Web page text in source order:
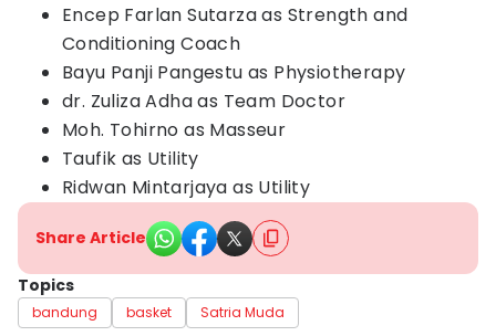
Encep Farlan Sutarza as Strength and
Conditioning Coach
Bayu Panji Pangestu as Physiotherapy
dr. Zuliza Adha as Team Doctor
Moh. Tohirno as Masseur
Taufik as Utility
Ridwan Mintarjaya as Utility
Share Article
Topics
bandung basket Satria Muda